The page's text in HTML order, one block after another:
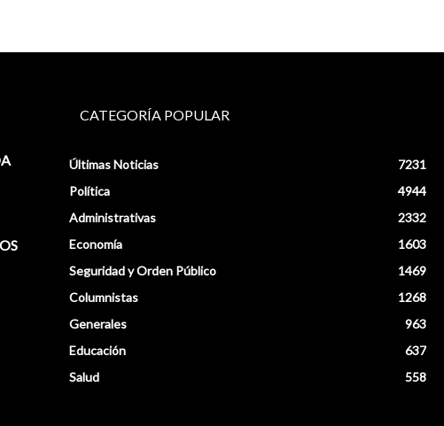
CATEGORÍA POPULAR
Últimas Noticias
7231
Política
4944
Administrativas
2332
Economía
1603
Seguridad y Orden Público
1469
Columnistas
1268
Generales
963
Educación
637
Salud
558